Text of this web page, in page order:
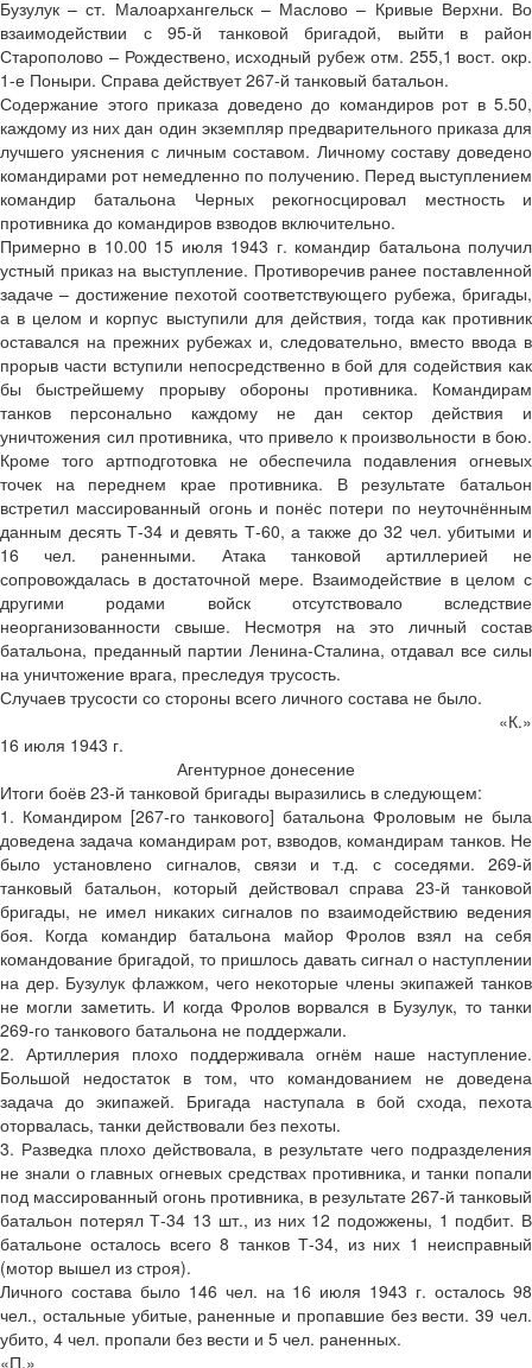
Бузулук – ст. Малоархангельск – Маслово – Кривые Верхни. Во
взаимодействии с 95-й танковой бригадой, выйти в район
Старополово – Рождествено, исходный рубеж отм. 255,1 вост. окр.
1-е Поныри. Справа действует 267-й танковый батальон.
Содержание этого приказа доведено до командиров рот в 5.50,
каждому из них дан один экземпляр предварительного приказа для
лучшего уяснения с личным составом. Личному составу доведено
командирами рот немедленно по получению. Перед выступлением
командир батальона Черных рекогносцировал местность и
противника до командиров взводов включительно.
Примерно в 10.00 15 июля 1943 г. командир батальона получил
устный приказ на выступление. Противоречив ранее поставленной
задаче – достижение пехотой соответствующего рубежа, бригады,
а в целом и корпус выступили для действия, тогда как противник
оставался на прежних рубежах и, следовательно, вместо ввода в
прорыв части вступили непосредственно в бой для содействия как
бы быстрейшему прорыву обороны противника. Командирам
танков персонально каждому не дан сектор действия и
уничтожения сил противника, что привело к произвольности в бою.
Кроме того артподготовка не обеспечила подавления огневых
точек на переднем крае противника. В результате батальон
встретил массированный огонь и понёс потери по неуточнённым
данным десять Т-34 и девять Т-60, а также до 32 чел. убитыми и
16 чел. раненными. Атака танковой артиллерией не
сопровождалась в достаточной мере. Взаимодействие в целом с
другими родами войск отсутствовало вследствие
неорганизованности свыше. Несмотря на это личный состав
батальона, преданный партии Ленина-Сталина, отдавал все силы
на уничтожение врага, преследуя трусость.
Случаев трусости со стороны всего личного состава не было.
«К.»
16 июля 1943 г.
Агентурное донесение
Итоги боёв 23-й танковой бригады выразились в следующем:
1. Командиром [267-го танкового] батальона Фроловым не была
доведена задача командирам рот, взводов, командирам танков. Не
было установлено сигналов, связи и т.д. с соседями. 269-й
танковый батальон, который действовал справа 23-й танковой
бригады, не имел никаких сигналов по взаимодействию ведения
боя. Когда командир батальона майор Фролов взял на себя
командование бригадой, то пришлось давать сигнал о наступлении
на дер. Бузулук флажком, чего некоторые члены экипажей танков
не могли заметить. И когда Фролов ворвался в Бузулук, то танки
269-го танкового батальона не поддержали.
2. Артиллерия плохо поддерживала огнём наше наступление.
Большой недостаток в том, что командованием не доведена
задача до экипажей. Бригада наступала в бой схода, пехота
оторвалась, танки действовали без пехоты.
3. Разведка плохо действовала, в результате чего подразделения
не знали о главных огневых средствах противника, и танки попали
под массированный огонь противника, в результате 267-й танковый
батальон потерял Т-34 13 шт., из них 12 подожжены, 1 подбит. В
батальоне осталось всего 8 танков Т-34, из них 1 неисправный
(мотор вышел из строя).
Личного состава было 146 чел. на 16 июля 1943 г. осталось 98
чел., остальные убитые, раненные и пропавшие без вести. 39 чел.
убито, 4 чел. пропали без вести и 5 чел. раненных.
«П.»